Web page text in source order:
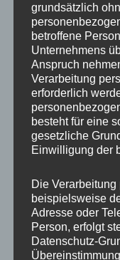
grundsätzlich
betroffene
Unternehmens
Anspruch
Verarbeitung
erforderlich
besteht für eine
gesetzliche
Einwilligung der
Die Verarbeitung
beispielsweise
Adresse oder
Person, erfolgt
Datenschutz-